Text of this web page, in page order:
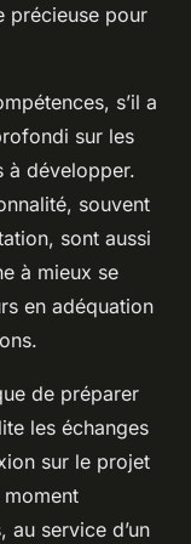
précieuse pour
s’il a
sur les
à développer.
souvent
sont aussi
à mieux se
en adéquation
de préparer
les échanges
sur le projet
moment
service d’un